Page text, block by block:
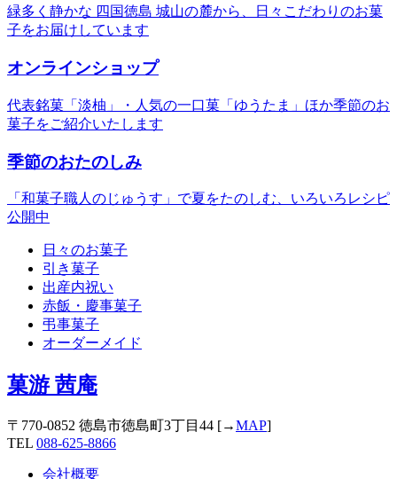
緑多く静かな 四国徳島 城山の麓から、日々こだわりのお菓
子をお届けしています
オンラインショップ
代表銘菓「淡柚」・人気の一口菓「ゆうたま」ほか季節のお
菓子をご紹介いたします
季節のおたのしみ
「和菓子職人のじゅうす」で夏をたのしむ、いろいろレシピ
公開中
日々のお菓子
引き菓子
出産内祝い
赤飯・慶事菓子
弔事菓子
オーダーメイド
菓游 茜庵
〒770-0852 徳島市徳島町3丁目44 [→MAP]
TEL 088-625-8866
会社概要